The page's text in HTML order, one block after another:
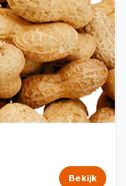
Bekijk